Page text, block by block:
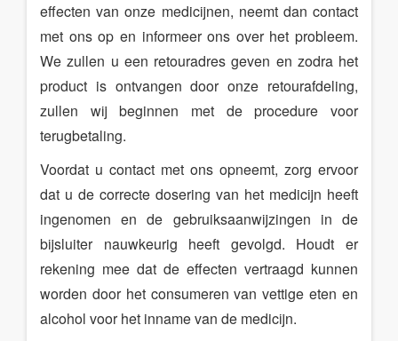
effecten van onze medicijnen, neemt dan contact
met ons op en informeer ons over het probleem.
We zullen u een retouradres geven en zodra het
product is ontvangen door onze retourafdeling,
zullen wij beginnen met de procedure voor
terugbetaling.
Voordat u contact met ons opneemt, zorg ervoor
dat u de correcte dosering van het medicijn heeft
ingenomen en de gebruiksaanwijzingen in de
bijsluiter nauwkeurig heeft gevolgd. Houdt er
rekening mee dat de effecten vertraagd kunnen
worden door het consumeren van vettige eten en
alcohol voor het inname van de medicijn.